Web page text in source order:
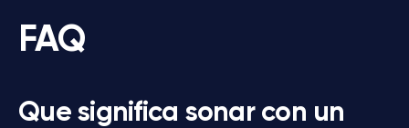
FAQ
Que significa sonar con un